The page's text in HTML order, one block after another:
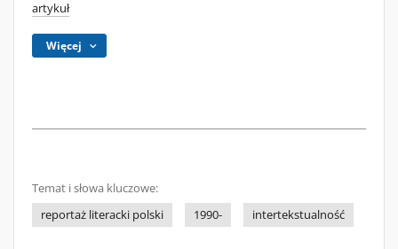
artykuł
Więcej
Temat i słowa kluczowe:
reportaż literacki polski
1990- intertekstualność